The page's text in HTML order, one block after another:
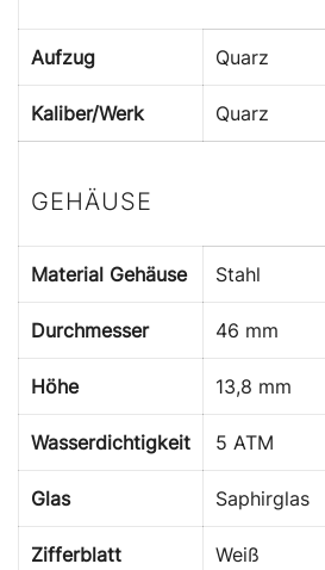
Aufzug Quarz
Kaliber/Werk Quarz
GEHÄUSE
Material Gehäuse Stahl
Durchmesser 46 mm
Höhe 13,8 mm
Wasserdichtigkeit 5 ATM
Glas Saphirglas
Zifferblatt Weiß